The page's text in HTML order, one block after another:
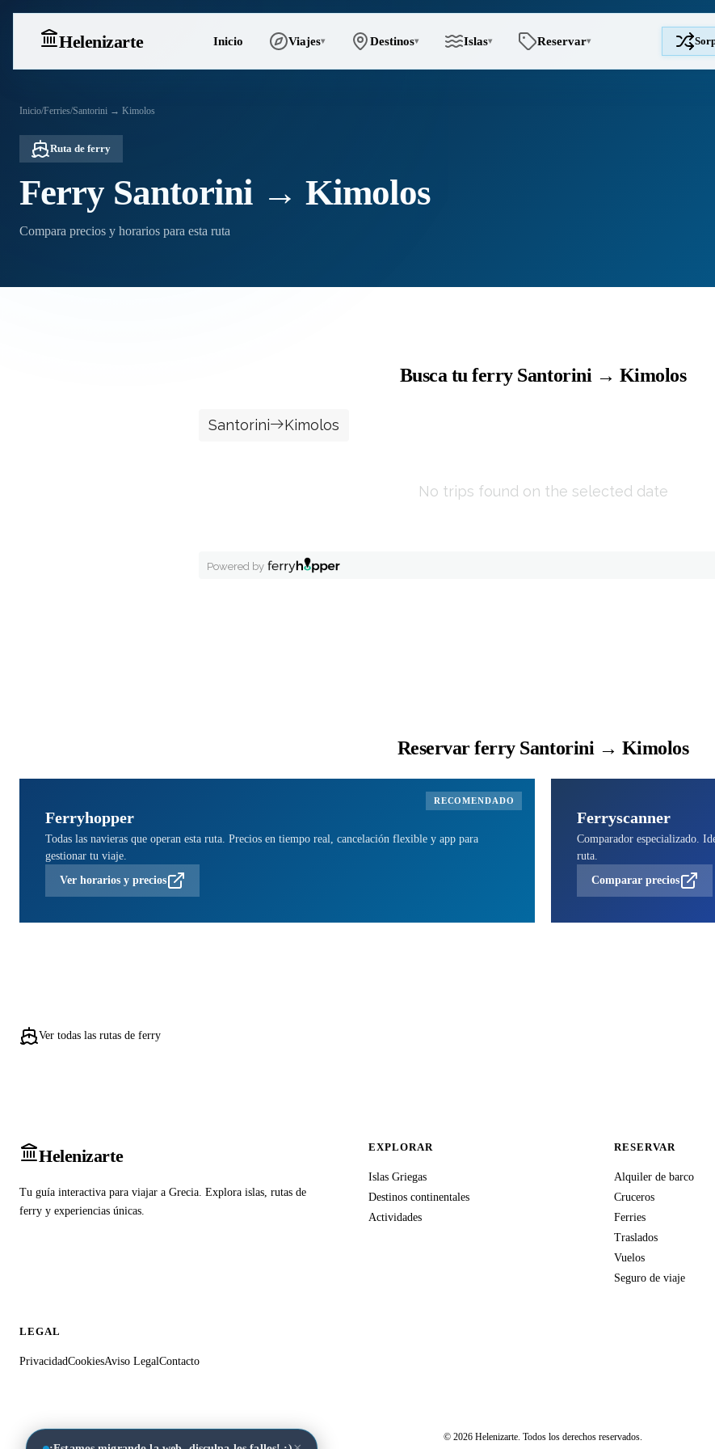
Helenizarte Inicio Viajes▾ Destinos▾ Islas▾ Reservar▾
Inicio/Ferries/Santorini → Kimolos
Ruta de ferry
Ferry Santorini → Kimolos
Compara precios y horarios para esta ruta
Busca tu ferry Santorini → Kimolos
Reservar ferry Santorini → Kimolos
RECOMENDADO
Ferryhopper
Todas las navieras que operan esta ruta. Precios en tiempo real, cancelación flexible y app para
gestionar tu viaje.
Ver horarios y precios
Ferryscanner
Comparador especializado.
ruta.
Comparar precios
Ver todas las rutas de ferry
Helenizarte
Tu guía interactiva para viajar a Grecia. Explora islas, rutas de
ferry y experiencias únicas.
EXPLORAR
Islas Griegas
Destinos continentales
Actividades
RESERVAR
Alquiler de barco
Cruceros
Ferries
Traslados
Vuelos
Seguro de viaje
LEGAL
PrivacidadCookiesAviso LegalContacto
© 2026 Helenizarte. Todos los derechos reservados.